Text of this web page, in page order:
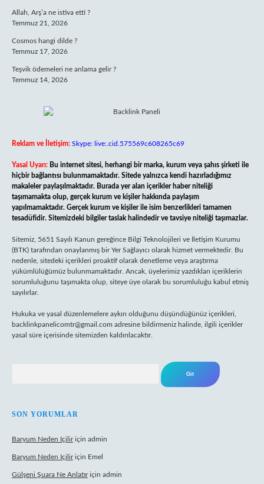
Allah, Arş’a ne istiva etti ?
Temmuz 21, 2026
Cosmos hangi dilde ?
Temmuz 17, 2026
Teşvik ödemeleri ne anlama gelir ?
Temmuz 14, 2026
Reklam ve İletişim: Skype: live:.cid.575569c608265c69
Yasal Uyarı: Bu internet sitesi, herhangi bir marka, kurum veya şahıs şirketi ile
hiçbir bağlantısı bulunmamaktadır. Sitede yalnızca kendi hazırladığımız
makaleler paylaşılmaktadır. Burada yer alan içerikler haber niteliği
taşımamakta olup, gerçek kurum ve kişiler hakkında paylaşım
yapılmamaktadır. Gerçek kurum ve kişiler ile isim benzerlikleri tamamen
tesadüfidir. Sitemizdeki bilgiler taslak halindedir ve tavsiye niteliği taşımazlar.
Sitemiz, 5651 Sayılı Kanun gereğince Bilgi Teknolojileri ve İletişim Kurumu
(BTK) tarafından onaylanmış bir Yer Sağlayıcı olarak hizmet vermektedir. Bu
nedenle, sitedeki içerikleri proaktif olarak denetleme veya araştırma
yükümlülüğümüz bulunmamaktadır. Ancak, üyelerimiz yazdıkları içeriklerin
sorumluluğunu taşımakta olup, siteye üye olarak bu sorumluluğu kabul etmiş
sayılırlar.
Hukuka ve yasal düzenlemelere aykırı olduğunu düşündüğünüz içerikleri,
backlinkpanelicomtr@gmail.com adresine bildirmeniz halinde, ilgili içerikler
yasal süre içerisinde sitemizden kaldırılacaktır.
SON YORUMLAR
Baryum Neden Içiliriçin admin
Baryum Neden Içiliriçin Emel
Gülşeni Şuara Ne Anlatıriçin admin